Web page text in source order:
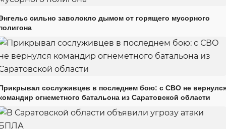
сильно заволокло дымом от горящего мусорного
сослуживцев в последнем бою: с СВО не
огнеметного батальона из Саратовской области